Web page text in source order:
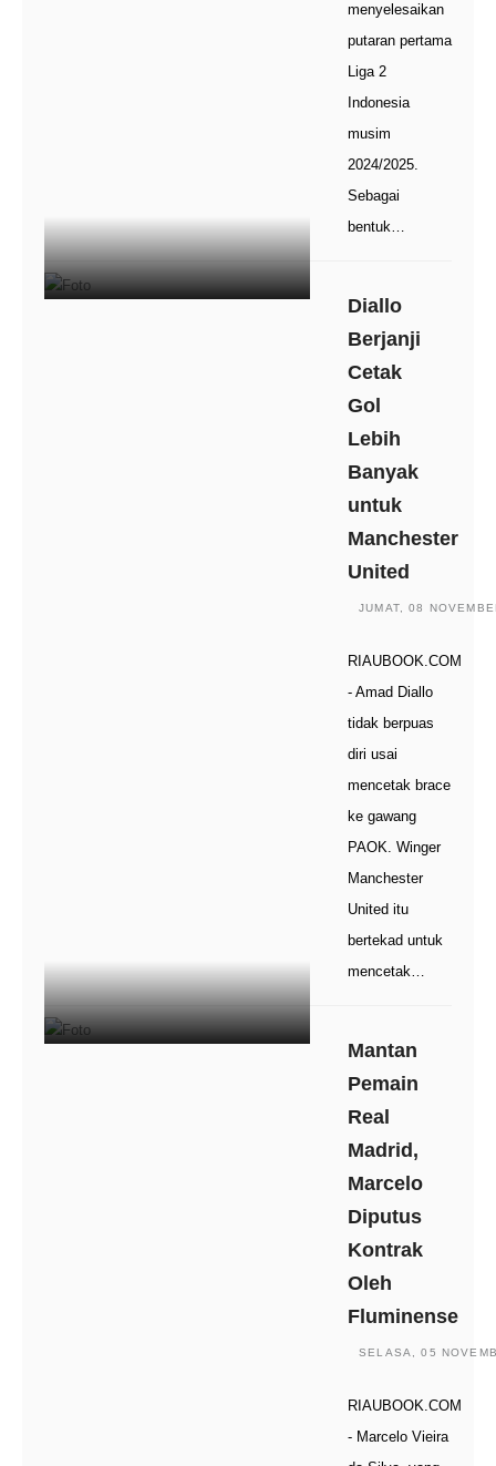
menyelesaikan
putaran pertama
Liga 2
Indonesia
musim
2024/2025.
Sebagai
bentuk…
Diallo
Berjanji
Cetak
Gol
Lebih
Banyak
untuk
Manchester
United
JUMAT, 08
RIAUBOOK.COM
- Amad Diallo
tidak berpuas
diri usai
mencetak brace
ke gawang
PAOK. Winger
Manchester
United itu
bertekad untuk
mencetak…
Mantan
Pemain
Real
Madrid,
Marcelo
Diputus
Kontrak
Oleh
Fluminense
SELASA, 05
RIAUBOOK.COM
- Marcelo Vieira